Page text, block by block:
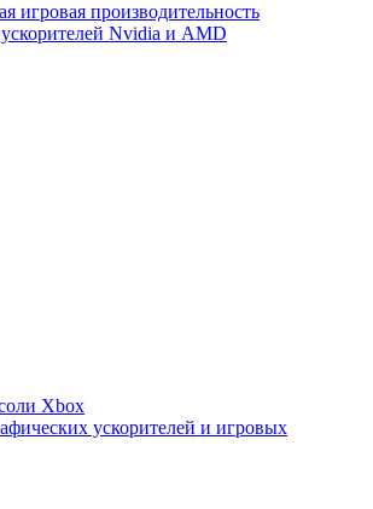
игровая производительность
Nvidia и AMD
Xbox
ускорителей и игровых